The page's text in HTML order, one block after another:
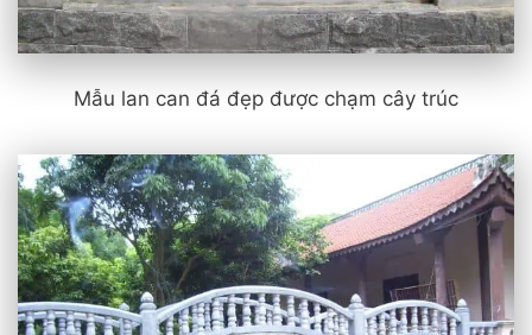
Mẫu lan can đá đẹp được chạm cây trúc